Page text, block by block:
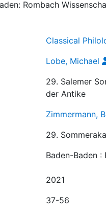
Rombach
Classical
Lobe, Michael
29. Salemer
der Antike
Zimmermann,
29.
Baden-Baden :
2021
37-56